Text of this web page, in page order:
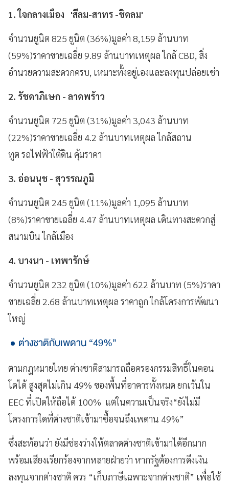
1. ใจกลางเมือง 'สีลม-สาทร -ชิดลม'
จำนวนยูนิต 825 ยูนิต (36%)มูลค่า 8,159 ล้านบาท
(59%)ราคาขายเฉลี่ย 9.89 ล้านบาทเหตุผล ใกล้ CBD, สิ่ง
อำนวยความสะดวกครบ, เหมาะทั้งอยู่เองและลงทุนปล่อยเช่า
2. รัชดาภิเษก - ลาดพร้าว
จำนวนยูนิต 725 ยูนิต (31%)มูลค่า 3,043 ล้านบาท
(22%)ราคาขายเฉลี่ย 4.2 ล้านบาทเหตุผล ใกล้สถาน
ทูต รถไฟฟ้าใต้ดิน คุ้มราคา
3. อ่อนนุช - สุวรรณภูมิ
จำนวนยูนิต 245 ยูนิต (11%)มูลค่า 1,095 ล้านบาท
(8%)ราคาขายเฉลี่ย 4.47 ล้านบาทเหตุผล เดินทางสะดวกสู่
สนามบิน ใกล้เมือง
4. บางนา - เทพารักษ์
จำนวนยูนิต 232 ยูนิต (10%)มูลค่า 622 ล้านบาท (5%)ราคา
ขายเฉลี่ย 2.68 ล้านบาทเหตุผล ราคาถูก ใกล้โครงการพัฒนา
ใหญ่
ต่างชาติกับเพดาน “49%”
ตามกฎหมายไทย ต่างชาติสามารถถือครองกรรมสิทธิ์ในคอน
โดได้ สูงสุดไม่เกิน 49% ของพื้นที่อาคารทั้งหมด ยกเว้นใน
EEC ที่เปิดให้ถือได้ 100% แต่ในความเป็นจริง“ยังไม่มี
โครงการใดที่ต่างชาติเข้ามาซื้อจนถึงเพดาน 49%”
ซึ่งสะท้อนว่า ยังมีช่องว่างให้ตลาดต่างชาติเข้ามาได้อีกมาก
พร้อมเสียงเรียกร้องจากหลายฝ่ายว่า หากรัฐต้องการดึงเงิน
ลงทุนจากต่างชาติ ควร “เก็บภาษีเฉพาะจากต่างชาติ” เพื่อใช้